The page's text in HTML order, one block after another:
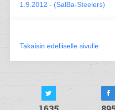
1.9.2012 - (SalBa-Steelers)
Takaisin edelliselle sivulle